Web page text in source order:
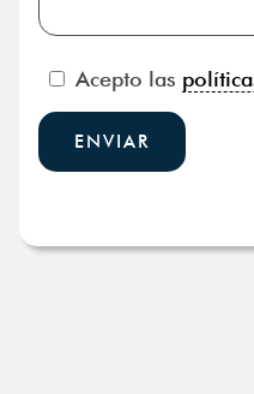
Acepto las